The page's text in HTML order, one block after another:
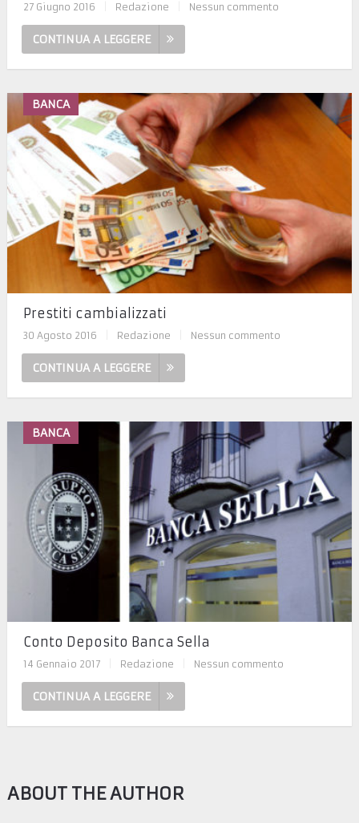
27 Giugno 2016 Redazione Nessun commento
CONTINUA A LEGGERE
BANCA
Prestiti cambializzati
30 Agosto 2016 Redazione Nessun commento
CONTINUA A LEGGERE
BANCA
Conto Deposito Banca Sella
14 Gennaio 2017 Redazione Nessun commento
CONTINUA A LEGGERE
ABOUT THE AUTHOR